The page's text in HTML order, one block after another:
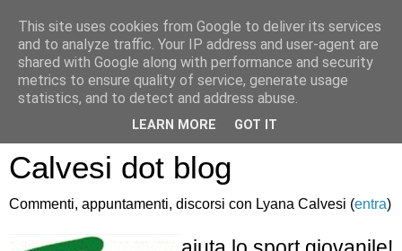
Atletica Sandro
Calvesi dot blog
Commenti, appuntamenti, discorsi con Lyana Calvesi (entra)
This site uses cookies from Google to deliver its services
and to analyze traffic. Your IP address and user-agent are
shared with Google along with performance and security
metrics to ensure quality of service, generate usage
statistics, and to detect and address abuse.
LEARN MORE GOT IT